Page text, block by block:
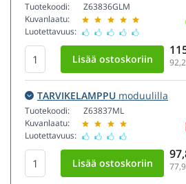
Tuotekoodi:
Kuvanlaatu:
Luotettavuus:
Z63836GLM
TARVIKELAMPPU moduulilla
Tuotekoodi:
Kuvanlaatu:
Luotettavuus:
Z63837ML